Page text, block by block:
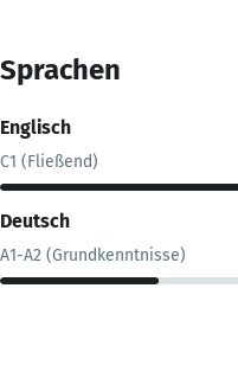
Sprachen
Englisch
C1 (Fließend)
Deutsch
A1-A2 (Grundkenntnisse)